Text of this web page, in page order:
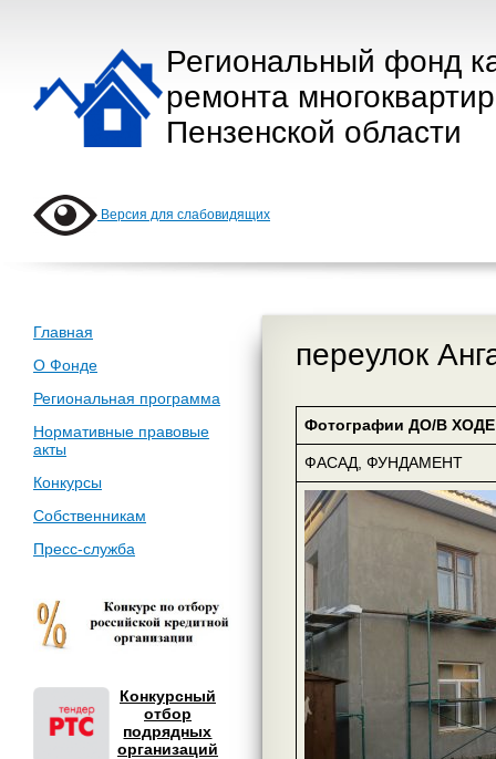
Региональный фонд
ремонта
Пензенской области
Версия для слабовидящих
Главная
О Фонде
Региональная программа
Нормативные правовые
акты
Конкурсы
Собственникам
Пресс-служба
Конкурсный
отбор
подрядных
организаций
переулок
Фотографии ДО/В ХОДЕ
ФАСАД, ФУНДАМЕНТ